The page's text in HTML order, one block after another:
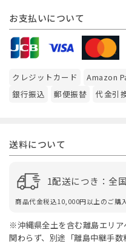
お支払いについて
クレジットカード Amazon
銀行振込
郵便振替 代金引
送料について
1配送につき：全
商品代金税込10,000円以上のご購
※沖縄県全土を含む離島エリ
関わらず、別途「離島中継手数